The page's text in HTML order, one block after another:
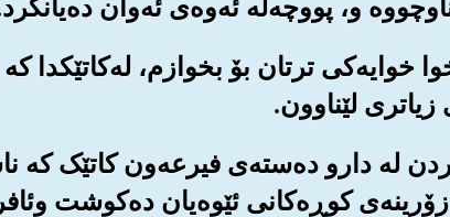
خوایه‌کی ترتان بۆ بخوازم، له‌کاتێکدا که
لێناوون.
له دارو ده‌سته‌ی فیرعه‌ون کاتێک که
کوڕه‌کانی ئێوه‌یان ده‌کوشت